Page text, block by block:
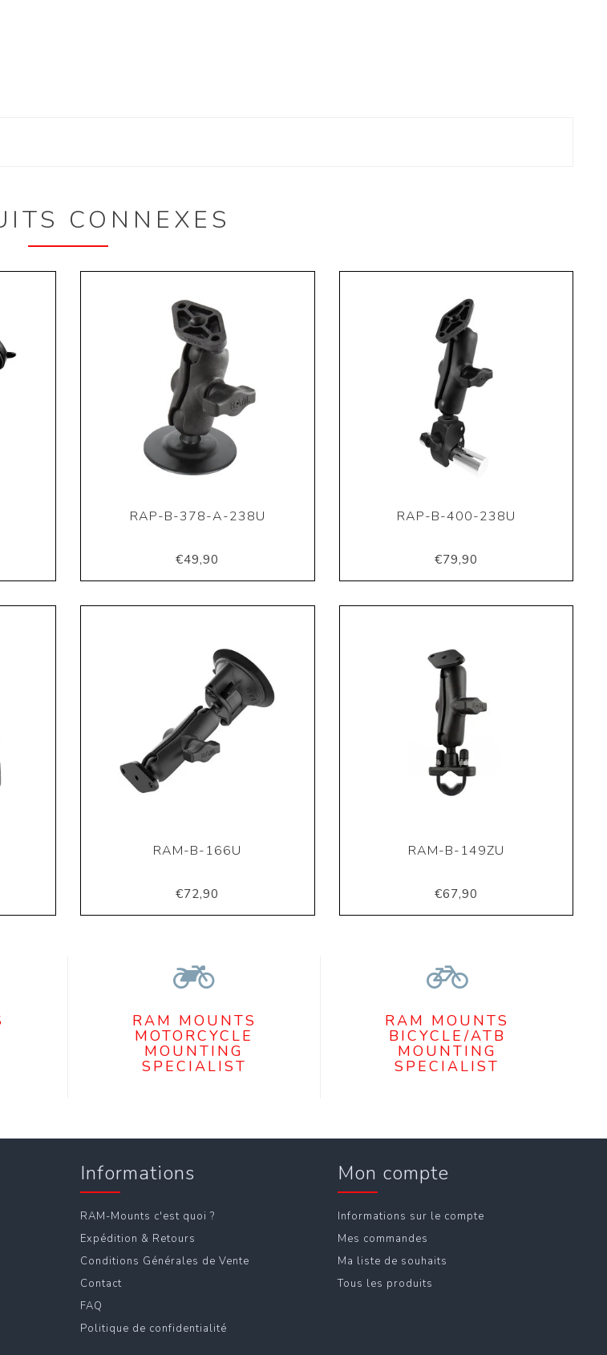
CONNEXES
RAP-B-378-A-238U
€49,90
RAP-B-400-238U
€79,90
RAM-B-166U
€72,90
RAM-B-149ZU
€67,90
RAM MOUNTS
MOTORCYCLE
MOUNTING
SPECIALIST
RAM MOUNTS
BICYCLE/ATB
MOUNTING
SPECIALIST
Informations
RAM-Mounts c'est quoi ?
Expédition & Retours
Conditions Générales de Vente
Contact
FAQ
Politique de confidentialité
Mon compte
Informations sur le compte
Mes commandes
Ma liste de souhaits
Tous les produits